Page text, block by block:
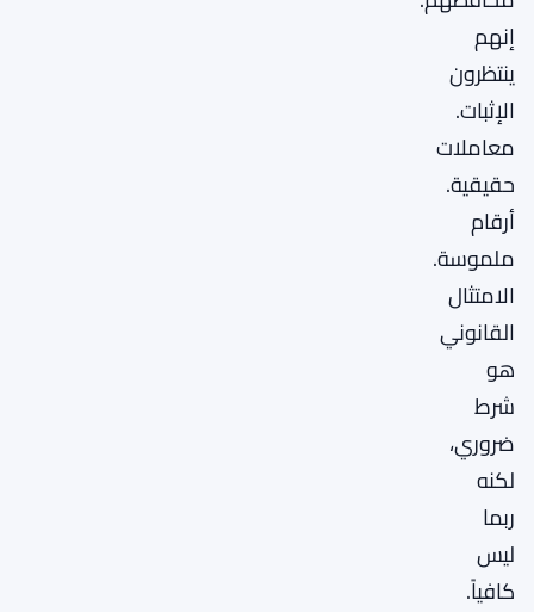
إنهم
ينتظرون
الإثبات.
معاملات
حقيقية.
أرقام
ملموسة.
الامتثال
القانوني
هو
شرط
ضروري،
لكنه
ربما
ليس
كافياً.